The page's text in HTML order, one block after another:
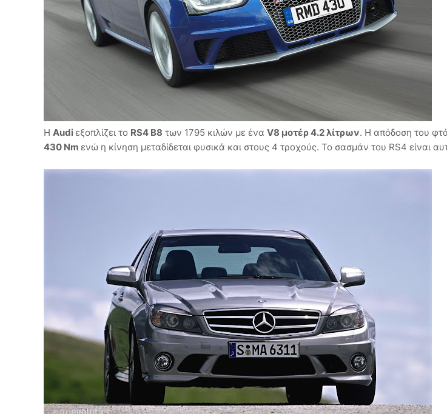
Η Audiεξοπλίζει το RS4 B8 των 1795 κιλών με ένα V8 μοτέρ 4.2 λίτρων. Η απόδοση του
430 Nm ενώ η κίνηση μεταδίδεται φυσικά και στους 4 τροχούς. Το σασμάν του RS4 είναι